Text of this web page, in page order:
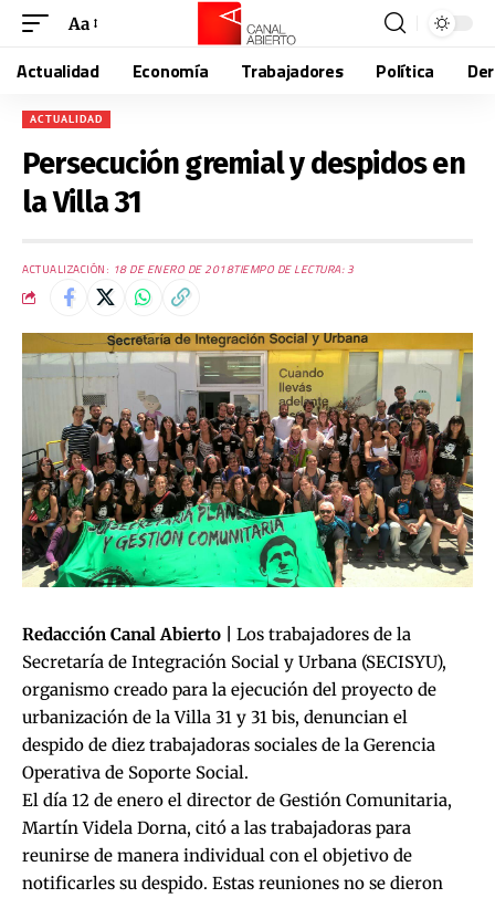
Aa
Actualidad Economía Trabajadores Política
ACTUALIDAD
Persecución gremial y despidos en
la Villa 31
ACTUALIZACIÓN: 18 DE ENERO DE 2018TIEMPO DE LECTURA: 3
Redacción Canal Abierto |
Los trabajadores de la
Secretaría de Integración Social y Urbana (SECISYU),
organismo creado para la ejecución del proyecto de
urbanización de la Villa 31 y 31 bis, denuncian el
despido de diez trabajadoras sociales de la Gerencia
Operativa de Soporte Social.
El día 12 de enero el director de Gestión Comunitaria,
Martín Videla Dorna, citó a las trabajadoras para
reunirse de manera individual con el objetivo de
notificarles su despido. Estas reuniones no se dieron